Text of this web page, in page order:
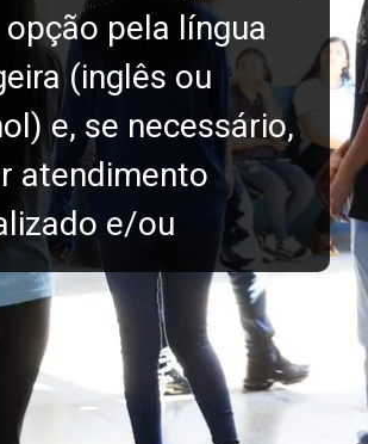
pela língua
(inglês ou
e, se necessário,
atendimento
e/ou